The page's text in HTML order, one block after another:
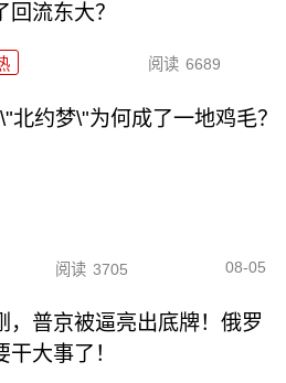
回流东大？
阅读 6689
北约梦\"为何成了一地鸡毛？
阅读 3705 08-05
，普京被逼亮出底牌！俄罗
干大事了！